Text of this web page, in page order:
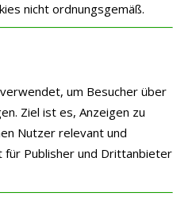
nicht ordnungsgemäß.
um Besucher über
Ziel ist es, Anzeigen zu
Nutzer relevant und
für Publisher und Drittanbieter